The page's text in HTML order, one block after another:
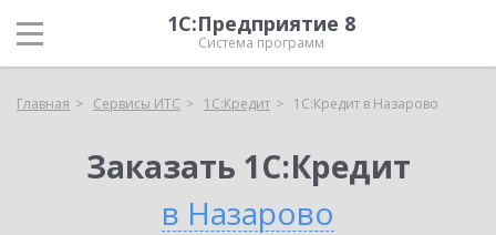
1С:Предприятие 8
Система программ
Главная Сервисы ИТС 1С:Кредит 1С:Кредит в Назарово
Заказать 1С:Кредит
в Назарово